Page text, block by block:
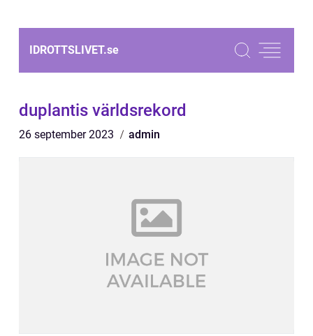
IDROTTSLIVET.se
duplantis världsrekord
26 september 2023 admin